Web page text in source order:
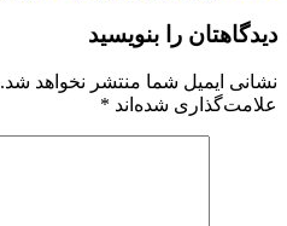
دیدگاهتان را بنویسید
نشانی ایمیل شما منتشر نخواهد شد.
علامت‌گذاری شده‌اند *